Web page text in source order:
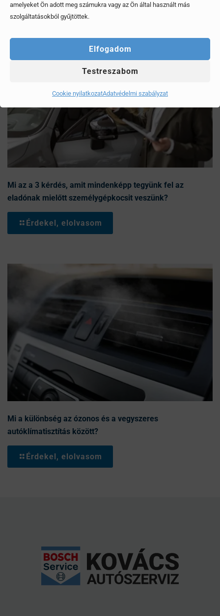
amelyeket Ön adott meg számukra vagy az Ön által használt más
szolgáltatásokból gyűjtöttek.
Elfogadom
Testreszabom
Cookie nyilatkozatAdatvédelmi szabályzat
Mi az a 3 kérdés, amit mindenképp tegyünk fel az
eladónak mielőtt személygépkocsit veszünk?
Érdekel, elolvasom
Mi a különbség az ózonos és a vegyszeres
autóklímatisztítás között?
Érdekel, elolvasom